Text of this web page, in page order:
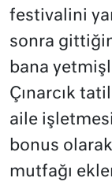
festivalini
sonra
bana
Çınarcık
aile
bonus
mutfağı